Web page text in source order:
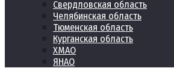
Свердловская область
Челябинская область
Тюменская область
Курганская область
ХМАО
ЯНАО